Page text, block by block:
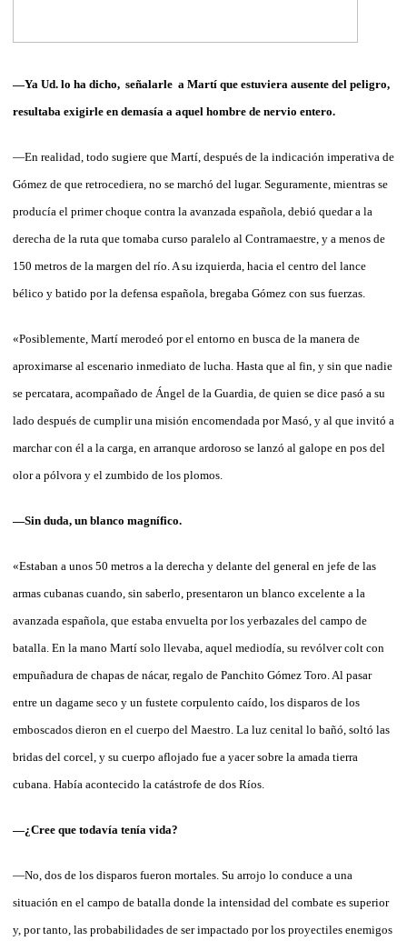
—Ya Ud. lo ha dicho, señalarle a Martí que estuviera ausente del peligro,
resultaba exigirle en demasía a aquel hombre de nervio entero.
—En realidad, todo sugiere que Martí, después de la indicación imperativa de
Gómez de que retrocediera, no se marchó del lugar. Seguramente, mientras se
producía el primer choque contra la avanzada española, debió quedar a la
derecha de la ruta que tomaba curso paralelo al Contramaestre, y a menos de
150 metros de la margen del río. A su izquierda, hacia el centro del lance
bélico y batido por la defensa española, bregaba Gómez con sus fuerzas.
«Posiblemente, Martí merodeó por el entorno en busca de la manera de
aproximarse al escenario inmediato de lucha. Hasta que al fin, y sin que nadie
se percatara, acompañado de Ángel de la Guardia, de quien se dice pasó a su
lado después de cumplir una misión encomendada por Masó, y al que invitó a
marchar con él a la carga, en arranque ardoroso se lanzó al galope en pos del
olor a pólvora y el zumbido de los plomos.
—Sin duda, un blanco magnífico.
«Estaban a unos 50 metros a la derecha y delante del general en jefe de las
armas cubanas cuando, sin saberlo, presentaron un blanco excelente a la
avanzada española, que estaba envuelta por los yerbazales del campo de
batalla. En la mano Martí solo llevaba, aquel mediodía, su revólver colt con
empuñadura de chapas de nácar, regalo de Panchito Gómez Toro. Al pasar
entre un dagame seco y un fustete corpulento caído, los disparos de los
emboscados dieron en el cuerpo del Maestro. La luz cenital lo bañó, soltó las
bridas del corcel, y su cuerpo aflojado fue a yacer sobre la amada tierra
cubana. Había acontecido la catástrofe de dos Ríos.
—¿Cree que todavía tenía vida?
—No, dos de los disparos fueron mortales. Su arrojo lo conduce a una
situación en el campo de batalla donde la intensidad del combate es superior
y, por tanto, las probabilidades de ser impactado por los proyectiles enemigos